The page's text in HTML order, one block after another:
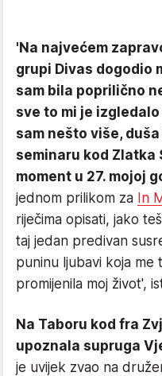
'Na najvećem
grupi Divas dogodio
sam bila poprilično
sve to mi je
sam nešto više,
seminaru kod Zlatka
moment u 27. mojoj
jednom prilikom za In
riječima opisati, jako
taj jedan predivan
puninu ljubavi koja me
promijenila moj život',
Na Taboru kod fra
upoznala supruga
je uvijek zvao na